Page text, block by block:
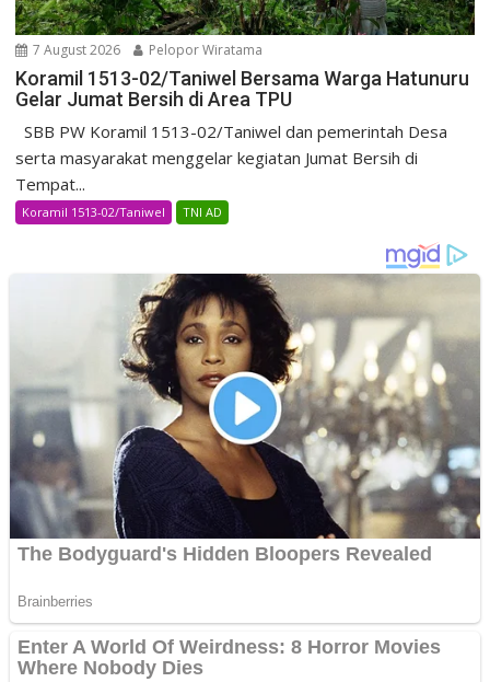
7 August 2026 Pelopor Wiratama
Koramil 1513-02/Taniwel Bersama Warga Hatunuru
Gelar Jumat Bersih di Area TPU
SBB PW Koramil 1513-02/Taniwel dan pemerintah Desa
serta masyarakat menggelar kegiatan Jumat Bersih di
Tempat...
Koramil 1513-02/Taniwel TNI AD